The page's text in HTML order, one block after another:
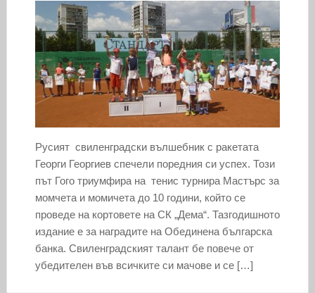
Русият свиленградски вълшебник с ракетата
Георги Георгиев спечели поредния си успех. Този
път Гого триумфира на тенис турнира Мастърс за
момчета и момичета до 10 години, който се
проведе на кортовете на СК „Дема“. Тазгодишното
издание е за наградите на Обединена българска
банка. Свиленградският талант бе повече от
убедителен във всичките си мачове и се […]